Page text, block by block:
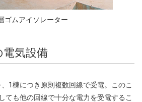
ゴムアイソレーター
電気設備
1棟につき原則複数回線で受電。このこ
ても他の回線で十分な電力を受電するこ